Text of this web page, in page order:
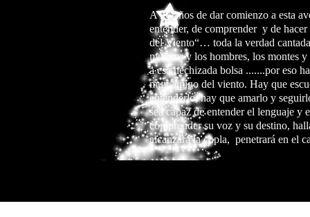
A 20 años de dar comienzo a esta
entender, de comprender y de
del Viento“… toda la verdad
mujeres y los hombres, los montes
a esa hechizada bolsa .......por eso
muy amigo del viento. Hay que
entenderlo, hay que amarlo y
sea capaz de entender el lenguaje y
comprender su voz y su destino,
alcanzará la copla, penetrará en el